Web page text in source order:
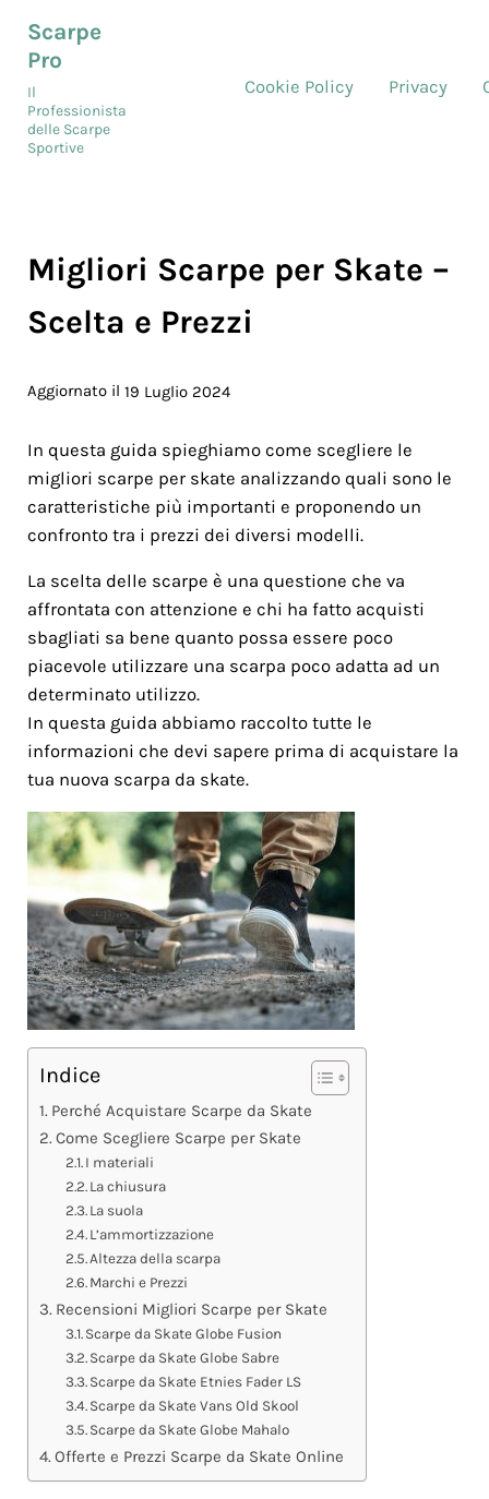
Scarpe
Pro
Il
Professionista
delle Scarpe
Sportive
Cookie Policy Privacy
Migliori Scarpe per Skate –
Scelta e Prezzi
Aggiornato il 19 Luglio 2024
In questa guida spieghiamo come scegliere le
migliori scarpe per skate analizzando quali sono le
caratteristiche più importanti e proponendo un
confronto tra i prezzi dei diversi modelli.
La scelta delle scarpe è una questione che va
affrontata con attenzione e chi ha fatto acquisti
sbagliati sa bene quanto possa essere poco
piacevole utilizzare una scarpa poco adatta ad un
determinato utilizzo.
In questa guida abbiamo raccolto tutte le
informazioni che devi sapere prima di acquistare la
tua nuova scarpa da skate.
Indice
Perché Acquistare Scarpe da Skate
Come Scegliere Scarpe per Skate
I materiali
La chiusura
La suola
L’ammortizzazione
Altezza della scarpa
Marchi e Prezzi
Recensioni Migliori Scarpe per Skate
Scarpe da Skate Globe Fusion
Scarpe da Skate Globe Sabre
Scarpe da Skate Etnies Fader LS
Scarpe da Skate Vans Old Skool
Scarpe da Skate Globe Mahalo
Offerte e Prezzi Scarpe da Skate Online